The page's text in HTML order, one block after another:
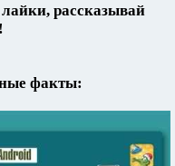
рассказывай
факты: